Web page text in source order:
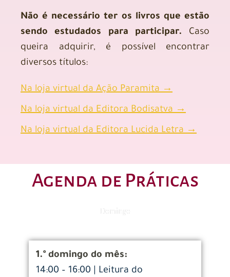
Não é necessário ter os livros que estão
sendo estudados para participar. Caso
queira adquirir, é possível encontrar
diversos títulos:
Na loja virtual da Ação Paramita →
Na loja virtual da Editora Bodisatva →
Na loja virtual da Editora Lucida Letra →
Agenda de Práticas
1.º domingo do mês:
14:00 – 16:00 | Leitura do